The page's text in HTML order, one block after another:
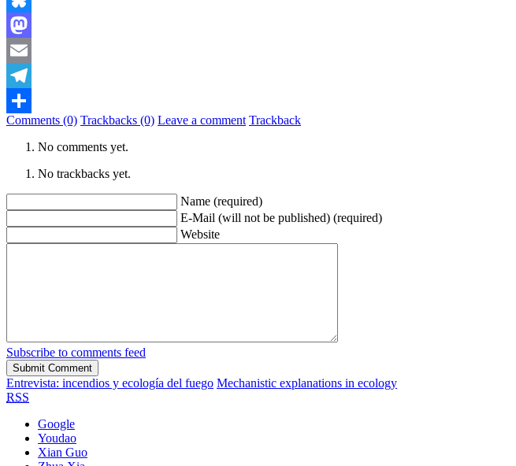
Bluesky
Mastodon
Email
Telegram
Share
Comments (0) Trackbacks (0) Leave a comment Trackback
No comments yet.
No trackbacks yet.
Name (required)
E-Mail (will not be published) (required)
Website
Subscribe to comments feed
Entrevista: incendios y ecología del fuego Mechanistic explanations in ecology
RSS
Google
Youdao
Xian Guo